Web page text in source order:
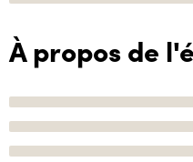
À propos de